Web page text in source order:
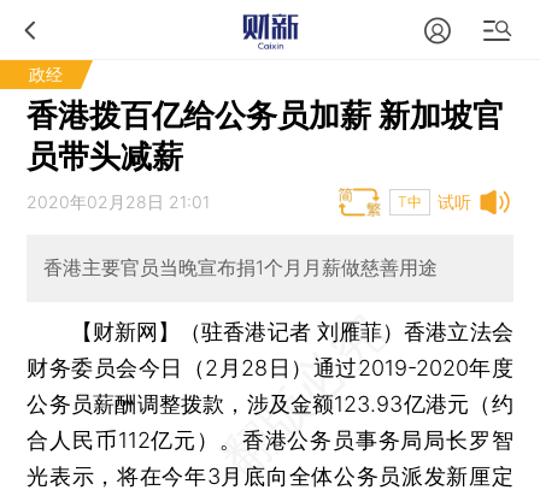
政经
香港拨百亿给公务员加薪 新加坡官
员带头减薪
试听
2020年02月28日 21:01 T中
香港主要官员当晚宣布捐1个月月薪做慈善用途
【财新网】（驻香港记者 刘雁菲）香港立法会
财务委员会今日（2月28日）通过2019-2020年度
公务员薪酬调整拨款，涉及金额123.93亿港元（约
合人民币112亿元）。香港公务员事务局局长罗智
光表示，将在今年3月底向全体公务员派发新厘定